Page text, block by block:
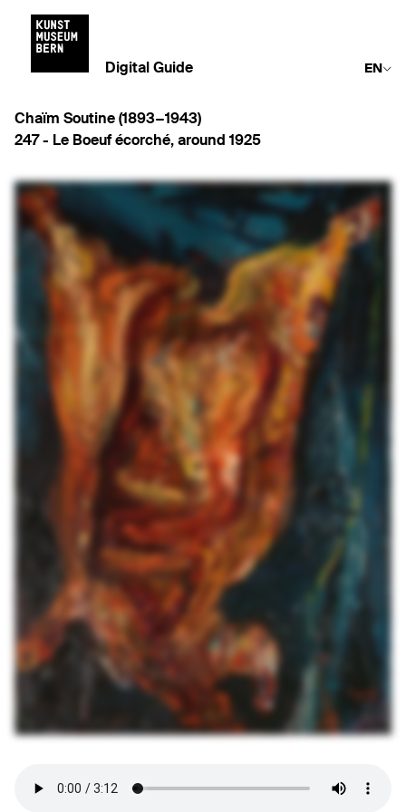
Digital Guide EN
Chaïm Soutine (1893−1943)
247 - Le Boeuf écorché, around 1925